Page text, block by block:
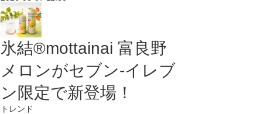
氷結®mottainai 富良野
メロンがセブン‐イレブ
ン限定で新登場！
トレンド